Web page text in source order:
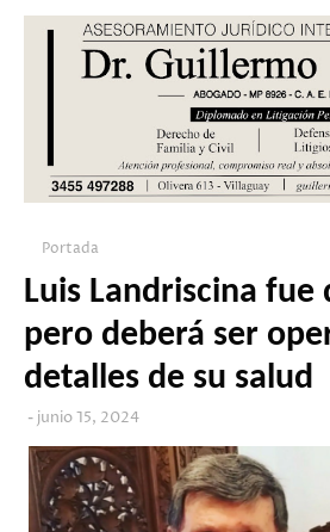
Portada
Luis Landriscina fue
pero deberá ser
detalles de su salud
junio 15, 2024